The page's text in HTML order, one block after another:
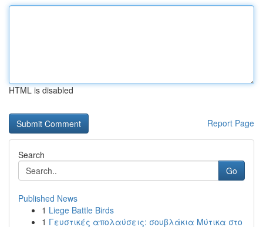
HTML is disabled
Report Page
Search
Go
Published News
1 Liege Battle Birds
1 Γευστικές απολαύσεις: σουβλάκια Μύτικα στο